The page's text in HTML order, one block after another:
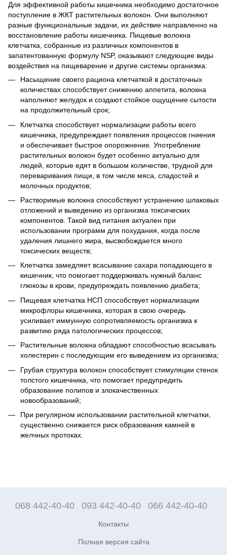
Для эффективной работы кишечника необходимо достаточное
поступление в ЖКТ растительных волокон. Они выполняют
разные функциональные задачи, их действие направленно на
восстановление работы кишечника. Пищевые волокна
клетчатка, собранные из различных компонентов в
запатентованную формулу NSP, оказывают следующие виды
воздействия на пищеварение и другие системы организма:
Насыщение своего рациона клетчаткой в достаточных
количествах способствует снижению аппетита, волокна
наполняют желудок и создают стойкое ощущение сытости
на продолжительный срок;
Клетчатка способствует нормализации работы всего
кишечника, предупреждает появления процессов гниения
и обеспечивает быстрое опорожнение. Употребление
растительных волокон будет особенно актуально для
людей, которые едят в большом количестве, трудной для
переваривания пищи, в том числе мяса, сладостей и
молочных продуктов;
Растворимые волокна способствуют устранению шлаковых
отложений и выведению из организма токсических
компонентов. Такой вид питания актуален при
использовании программ для похудания, когда после
удаления лишнего жира, высвобождается много
токсических веществ;
Клетчатка замедляет всасывание сахара попадающего в
кишечник, что помогает поддерживать нужный баланс
глюкозы в крови, предупреждать появлению диабета;
Пищевая клетчатка НСП способствует нормализации
микрофлоры кишечника, которая в свою очередь
усиливает иммунную сопротивляемость организма к
развитию ряда патологических процессов;
Растительные волокна обладают способностью всасывать
холестерин с последующим его выведением из организма;
Грубая структура волокон способствует стимуляции стенок
толстого кишечника, что помогает предупредить
образование полипов и злокачественных
новообразований;
При регулярном использовании растительной клетчатки,
существенно снижается риск образования камней в
желчных протоках.
068 442-40-40 093 442-40-40 066 442-40-40
Контакты
Полная версия сайта